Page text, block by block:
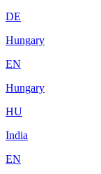
DE
Hungary
EN
Hungary
HU
India
EN